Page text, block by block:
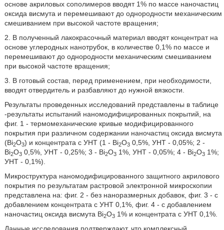
основе акриловых сополимеров вводят 1% по массе наночастиц
оксида висмута и перемешивают до однородности механическим
смешиванием при высокой частоте вращения;
2. В полученный лакокрасочный материал вводят концентрат на
основе углеродных нанотрубок, в количестве 0,1% по массе и
перемешивают до однородности механическим смешиванием
при высокой частоте вращения;
3. В готовый состав, перед применением, при необходимости,
вводят отвердитель и разбавляют до нужной вязкости.
Результаты проведенных исследований представлены в таблице
-результаты испытаний наномодифицированных покрытий, на
фиг. 1 - термомеханические кривые модифицированного
покрытия при различном содержании наночастиц оксида висмута
(Bi2O3) и концентрата с УНТ (1 - Bi2O30,5%, УНТ - 0,05%; 2 -
Bi2O30,5%, УНТ - 0,25%; 3 - Bi2O31%, УНТ - 0,05%; 4 - Bi2O31%;
УНТ - 0,1%).
Микроструктура наномодифицированного защитного акрилового
покрытия по результатам растровой электронной микроскопии
представлена на: фиг. 2 - без наноразмерных добавок, фиг. 3 - с
добавлением концентрата с УНТ 0,1%, фиг. 4 - с добавлением
наночастиц оксида висмута Bi2O31% и концентрата с УНТ 0,1%.